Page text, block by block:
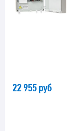
22 955 руб